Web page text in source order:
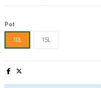
Pot
10L
15L